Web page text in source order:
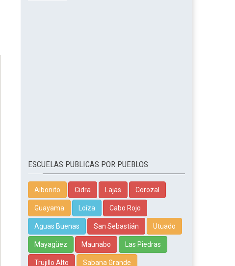
ESCUELAS PUBLICAS POR PUEBLOS
Aibonito Cidra Lajas Corozal
Guayama Loíza Cabo Rojo
Aguas Buenas San Sebastián Utuado
Mayagüez Maunabo Las Piedras
Trujillo Alto Sabana Grande